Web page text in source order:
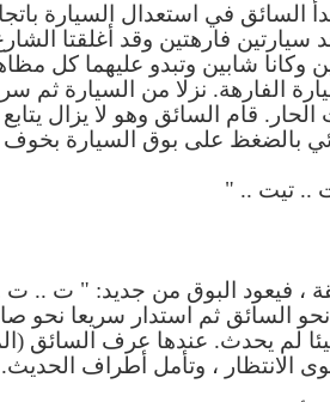
السائق في استعدال السيارة
سيارتين فارهتين وقد أغلقتا
وكانا شابين وتبدو عليهما كل
الفارهة. نزلا من السيارة ثم
الحار. قام السائق وهو لا يزال
بالضغظ على بوق السيارة بخوف
.. تيت .. "
، فيعود البوق من جديد: " ت ..
نحو السائق ثم استدار سريعا نحو
لم يحدث. عندها عرف السائق
الانتظار ، وتأمل أطراف الحديث.